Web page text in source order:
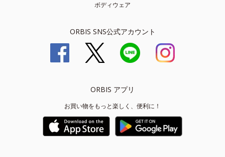
ボディウェア
ORBIS SNS公式アカウント
ORBIS アプリ
お買い物をもっと楽しく、便利に！